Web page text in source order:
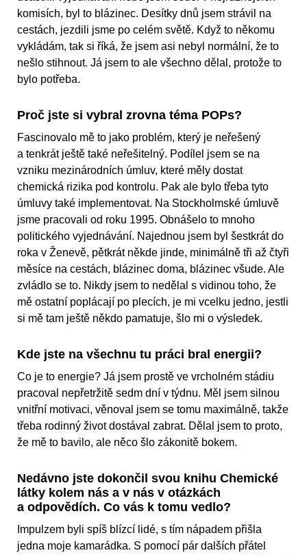
komisích, byl to blázinec. Desítky dnů jsem strávil na
cestách, jezdili jsme po celém světě. Když to někomu
vykládám, tak si říká, že jsem asi nebyl normální, že to
nešlo stihnout. Já jsem to ale všechno dělal, protože to
bylo potřeba.
Proč jste si vybral zrovna téma POPs?
Fascinovalo mě to jako problém, který je neřešený
a tenkrát ještě také neřešitelný. Podílel jsem se na
vzniku mezinárodních úmluv, které měly dostat
chemická rizika pod kontrolu. Pak ale bylo třeba tyto
úmluvy také implementovat. Na Stockholmské úmluvě
jsme pracovali od roku 1995. Obnášelo to mnoho
politického vyjednávání. Najednou jsem byl šestkrát do
roka v Ženevě, pětkrát někde jinde, minimálně tři až čtyři
měsíce na cestách, blázinec doma, blázinec všude. Ale
zvládlo se to. Nikdy jsem to nedělal s vidinou toho, že
mě ostatní poplácají po plecích, je mi vcelku jedno, jestli
si mě tam ještě někdo pamatuje, šlo mi o výsledek.
Kde jste na všechnu tu práci bral energii?
Co je to energie? Já jsem prostě ve vrcholném stádiu
pracoval nepřetržitě sedm dní v týdnu. Měl jsem silnou
vnitřní motivaci, věnoval jsem se tomu maximálně, takže
třeba rodinný život dostával zabrat. Dělal jsem to proto,
že mě to bavilo, ale něco šlo zákonitě bokem.
Nedávno jste dokončil svou knihu Chemické
látky kolem nás a v nás v otázkách
a odpovědích. Co vás k tomu vedlo?
Impulzem byli spíš blízcí lidé, s tím nápadem přišla
jedna moje kamarádka. S pomocí pár dalších přátel